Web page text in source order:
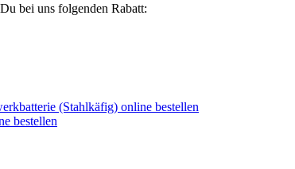
bei uns folgenden Rabatt:
(Stahlkäfig) online bestellen
bestellen